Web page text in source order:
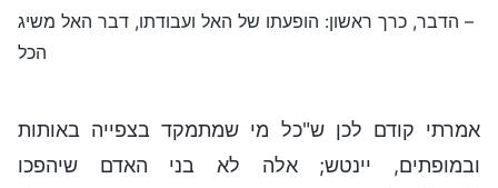
– הדבר, כרך ראשון: הופעתו של האל ועבודתו, דבר האל משיג
הכל
אמרתי קודם לכן ש"כל מי שמתמקד בצפייה באותות
ובמופתים, יינטש; אלה לא בני האדם שיהפכו